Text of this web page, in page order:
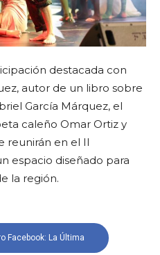
destacada con
autor de un libro sobre
García Márquez, el
caleño Omar Ortiz y
reunirán en el II
espacio diseñado para
la región.
Facebook: La Última